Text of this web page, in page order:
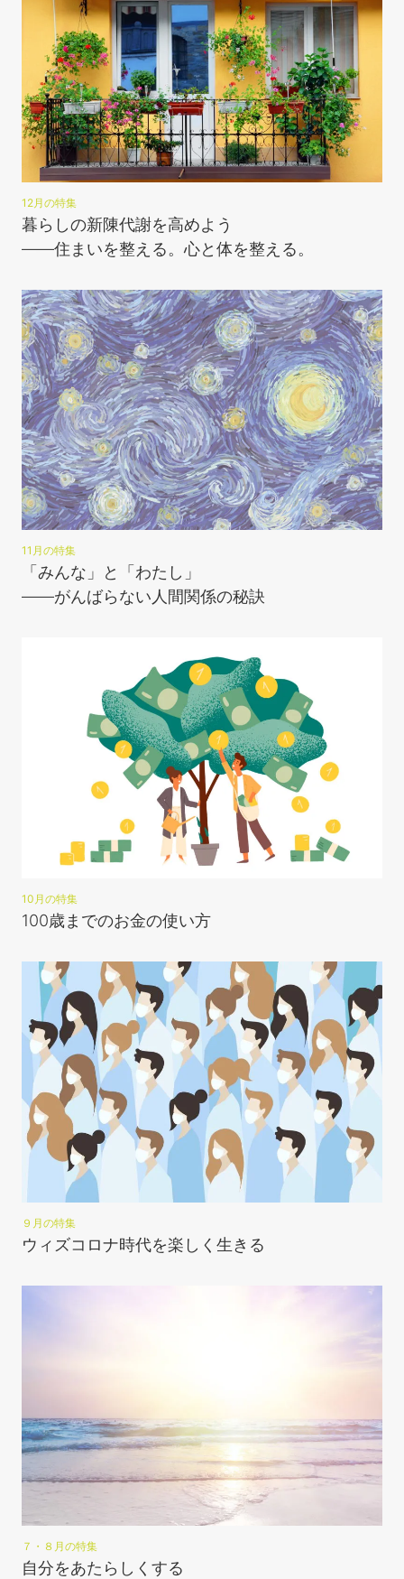
12月の特集
暮らしの新陳代謝を高めよう
――住まいを整える。心と体を整える。
11月の特集
「みんな」と「わたし」
――がんばらない人間関係の秘訣
10月の特集
100歳までのお金の使い方
９月の特集
ウィズコロナ時代を楽しく生きる
７・８月の特集
自分をあたらしくする